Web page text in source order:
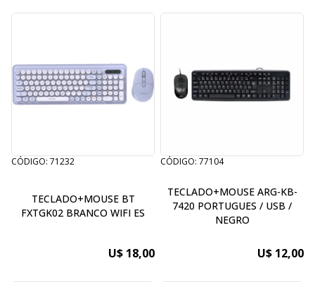
CÓDIGO: 71232
TECLADO+MOUSE BT
FXTGK02 BRANCO WIFI ES
U$ 18,00
CÓDIGO: 77104
TECLADO+MOUSE ARG-KB-
7420 PORTUGUES / USB /
NEGRO
U$ 12,00